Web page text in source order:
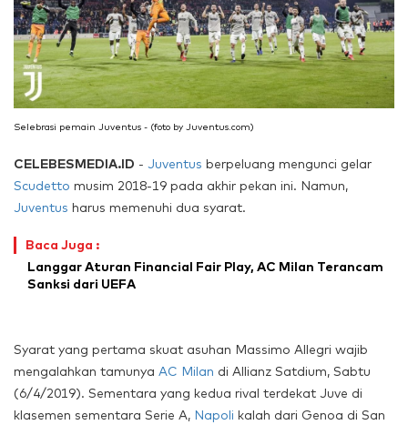
Selebrasi pemain Juventus - (foto by Juventus.com)
CELEBESMEDIA.ID - Juventus berpeluang mengunci gelar
Scudetto musim 2018-19 pada akhir pekan ini. Namun,
Juventus harus memenuhi dua syarat.
Baca Juga :
Langgar Aturan Financial Fair Play, AC Milan Terancam
Sanksi dari UEFA
Syarat yang pertama skuat asuhan Massimo Allegri wajib
mengalahkan tamunya AC Milan di Allianz Satdium, Sabtu
(6/4/2019). Sementara yang kedua rival terdekat Juve di
klasemen sementara Serie A, Napoli kalah dari Genoa di San